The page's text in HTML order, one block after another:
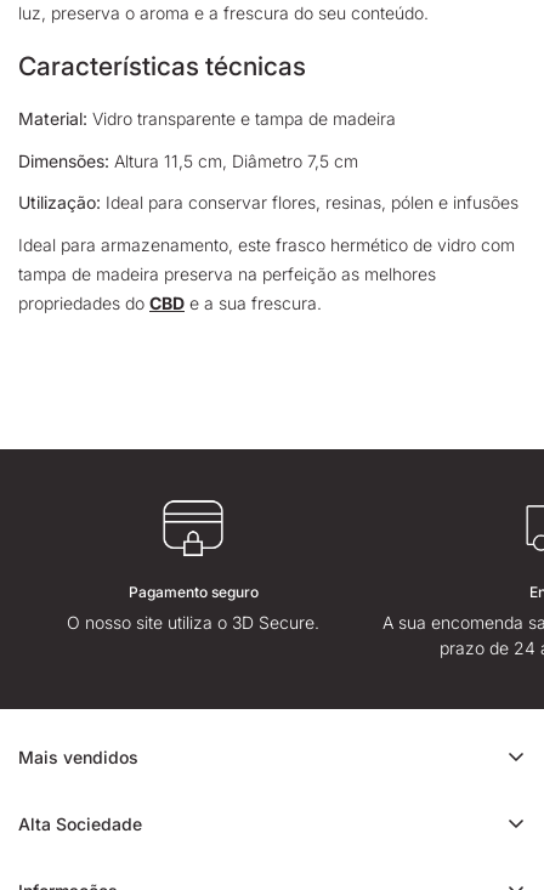
luz, preserva o aroma e a frescura do seu conteúdo.
Características técnicas
Material: Vidro transparente e tampa de madeira
Dimensões: Altura 11,5 cm, Diâmetro 7,5 cm
Utilização: Ideal para conservar flores, resinas, pólen e infusões
Ideal para armazenamento, este frasco hermético de vidro com
tampa de madeira preserva na perfeição as melhores
propriedades do CBD e a sua frescura.
Pagamento seguro
O nosso site utiliza o 3D Secure.
A sua encomenda
prazo de 24
Mais vendidos
Cali CBD
Alta Sociedade